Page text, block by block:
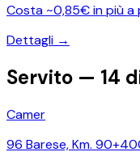
Costa ~0,85€ in più a
Dettagli →
Servito — 14
Camer
96 Barese, Km.